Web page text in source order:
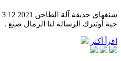
حية أوتترك الرسالة لنا الرمال صنع .
اقرأ أكثر